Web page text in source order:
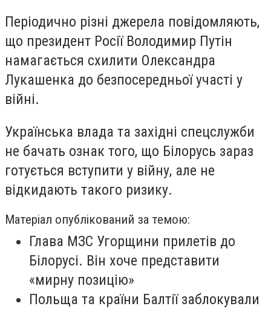
Періодично різні джерела повідомляють,
що президент Росії Володимир Путін
намагається схилити Олександра
Лукашенка до безпосередньої участі у
війні.
Українська влада та західні спецслужби
не бачать ознак того, що Білорусь зараз
готується вступити у війну, але не
відкидають такого ризику.
Матеріал опублікований за темою:
Глава МЗС Угорщини прилетів до
Білорусі. Він хоче представити
«мирну позицію»
Польща та країни Балтії заблокували